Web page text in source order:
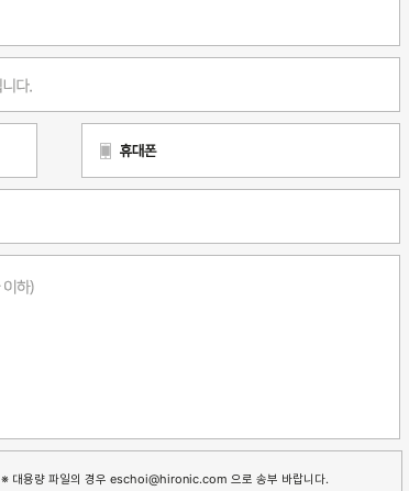
※ 대용량 파일의 경우 eschoi@hironic.com 으로 송부 바랍니다.